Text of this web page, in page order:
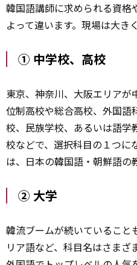
韓国語講師に求められる資格
よって違います。現場は大き
① 中学校、高校
東京、神奈川、大阪エリアが
位制高校や総合高校、外国語
校、民族学校、あるいは語学
校などで、選択科目の１つに
は、日本の韓国語・朝鮮語の
② 大学
韓流ブームが続いていること
リア語など、科目名はさま